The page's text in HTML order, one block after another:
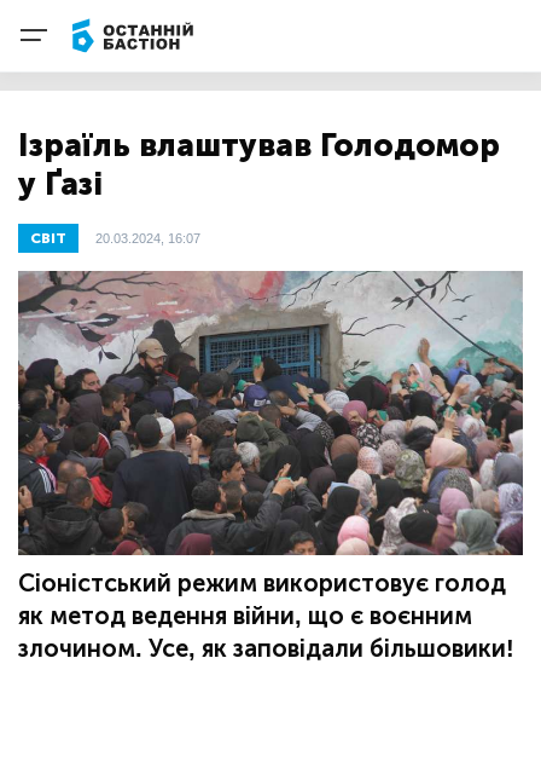
Ізраїль влаштував Голодомор
у Ґазі
СВІТ 20.03.2024, 16:07
Сіоністський режим використовує голод
як метод ведення війни, що є воєнним
злочином. Усе, як заповідали більшовики!